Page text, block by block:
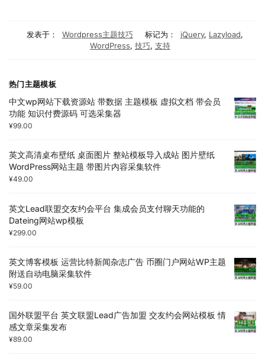
发表于： Wordpress主题技巧 标记为： jQuery, Lazyload,
WordPress, 技巧, 支持
热门主题模板
中文wp网站下载资源站 带数据 主题模板 虚拟文档 带会员
功能 知识付费源码 可选采集器
¥99.00
英文高清桌布壁纸 桌面图片 整站模板导入成站 图片壁纸
WordPress网站主题 带图片内容采集软件
¥49.00
英文Lead联盟交友约会平台 集成会员支付聊天功能的
Dateing网站wp模板
¥299.00
英文博客模板 运营比特新闻杂志广告 币圈门户网站WP主题
附送自动电脑采集软件
¥59.00
国外联盟平台 英文联盟Lead广告加盟 交友约会网站模板 情
感文章采集发布
¥89.00